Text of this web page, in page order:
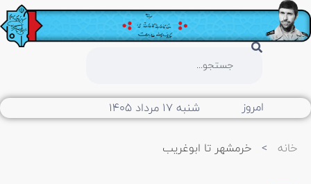
امروز شنبه ۱۷ مرداد ۱۴۰۵
خانه > خرمشهر تا ابوغریب